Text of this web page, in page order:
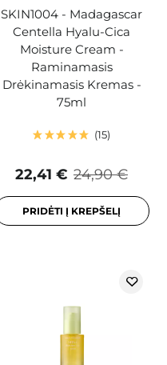
SKIN1004 - Madagascar
Centella Hyalu-Cica
Moisture Cream -
Raminamasis
Drėkinamasis Kremas -
75ml
15
24,90 €
22,41 €
PRIDĖTI Į KREPŠELĮ